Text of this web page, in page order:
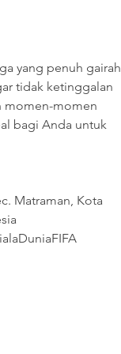
yang penuh gairah
tidak ketinggalan
momen-momen
bagi Anda untuk
Matraman, Kota